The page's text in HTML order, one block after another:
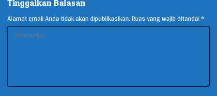
Tinggalkan Balasan
Alamat email Anda tidak akan dipublikasikan.Ruas yang wajib ditandai*